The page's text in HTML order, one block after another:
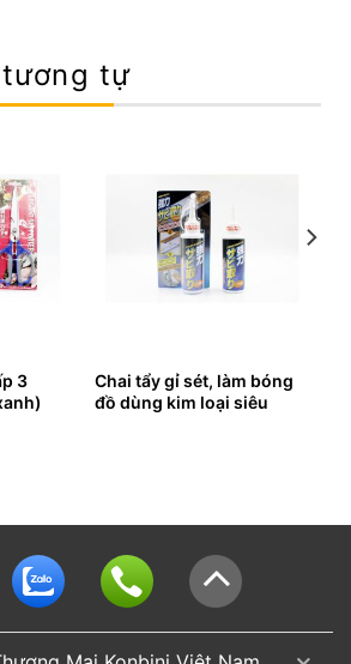
tự
3
Chai tẩy gỉ sét, làm bóng
đồ dùng kim loại siêu